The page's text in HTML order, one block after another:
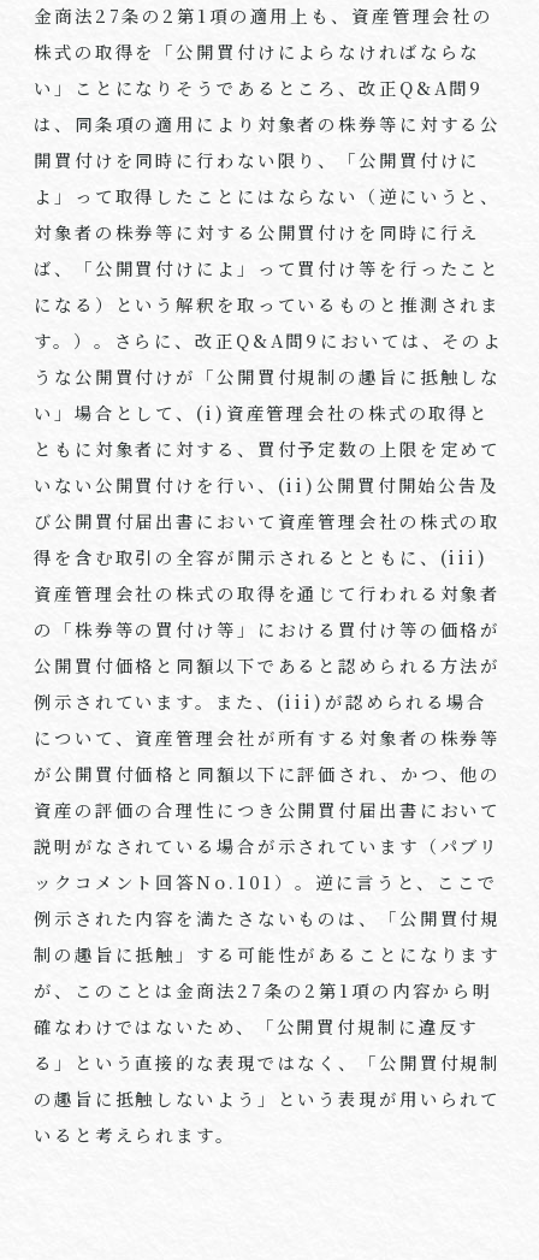
金商法27条の2第1項の適用上も、資産管理会社の
株式の取得を「公開買付けによらなければならな
い」ことになりそうであるところ、改正Q&A問9
は、同条項の適用により対象者の株券等に対する公
開買付けを同時に行わない限り、「公開買付けに
よ」って取得したことにはならない（逆にいうと、
対象者の株券等に対する公開買付けを同時に行え
ば、「公開買付けによ」って買付け等を行ったこと
になる）という解釈を取っているものと推測されま
す。）。さらに、改正Q&A問9においては、そのよ
うな公開買付けが「公開買付規制の趣旨に抵触しな
い」場合として、(i)資産管理会社の株式の取得と
ともに対象者に対する、買付予定数の上限を定めて
いない公開買付けを行い、(ii)公開買付開始公告及
び公開買付届出書において資産管理会社の株式の取
得を含む取引の全容が開示されるとともに、(iii)
資産管理会社の株式の取得を通じて行われる対象者
の「株券等の買付け等」における買付け等の価格が
公開買付価格と同額以下であると認められる方法が
例示されています。また、(iii)が認められる場合
について、資産管理会社が所有する対象者の株券等
が公開買付価格と同額以下に評価され、かつ、他の
資産の評価の合理性につき公開買付届出書において
説明がなされている場合が示されています（パブリ
ックコメント回答No.101）。逆に言うと、ここで
例示された内容を満たさないものは、「公開買付規
制の趣旨に抵触」する可能性があることになります
が、このことは金商法27条の2第1項の内容から明
確なわけではないため、「公開買付規制に違反す
る」という直接的な表現ではなく、「公開買付規制
の趣旨に抵触しないよう」という表現が用いられて
いると考えられます。